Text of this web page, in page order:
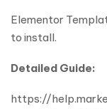
Elementor
to install.
Detailed Guide:
https://